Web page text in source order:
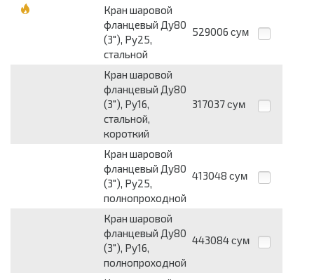
Кран шаровой
фланцевый Ду80
(3"), Ру25,
стальной
529006 сум
Кран шаровой
фланцевый Ду80
(3"), Ру16,
стальной,
короткий
317037 сум
Кран шаровой
фланцевый Ду80
(3"), Ру25,
полнопроходной
413048 сум
Кран шаровой
фланцевый Ду80
(3"), Ру16,
полнопроходной
443084 сум